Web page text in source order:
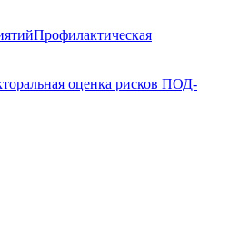
Профилактическая
оценка рисков ПОД-